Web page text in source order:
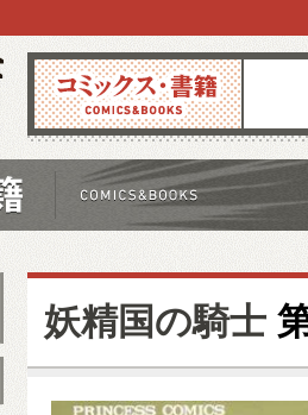
コミックス 雑誌
妖精国の騎士